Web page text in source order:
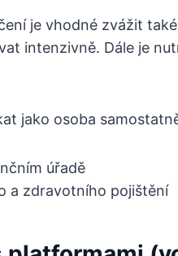
je vhodné zvážit
intenzivně. Dále je
jako osoba
úřadě
a zdravotního pojištění